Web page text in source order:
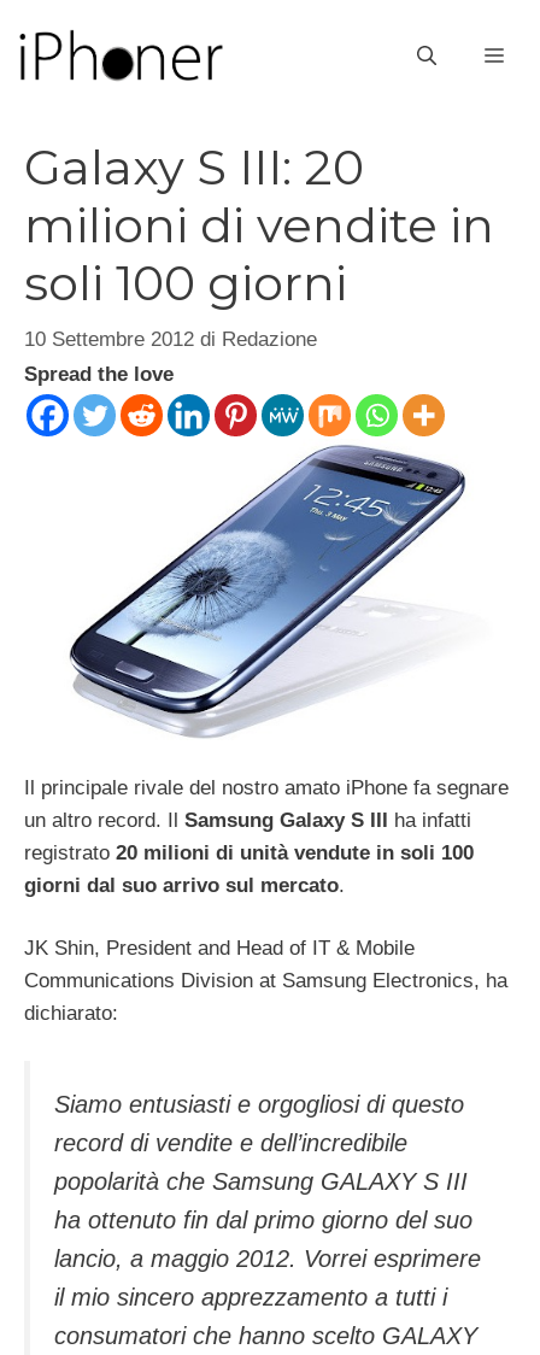
contenuto
Galaxy S III: 20
milioni di vendite in
soli 100 giorni
10 Settembre 2012 di Redazione
Spread the love
Il principale rivale del nostro amato iPhone fa segnare
un altro record. Il Samsung Galaxy S III ha infatti
registrato 20 milioni di unità vendute in soli 100
giorni dal suo arrivo sul mercato.
JK Shin, President and Head of IT & Mobile
Communications Division at Samsung Electronics, ha
dichiarato:
Siamo entusiasti e orgogliosi di questo
record di vendite e dell’incredibile
popolarità che Samsung GALAXY S III
ha ottenuto fin dal primo giorno del suo
lancio, a maggio 2012. Vorrei esprimere
il mio sincero apprezzamento a tutti i
consumatori che hanno scelto GALAXY